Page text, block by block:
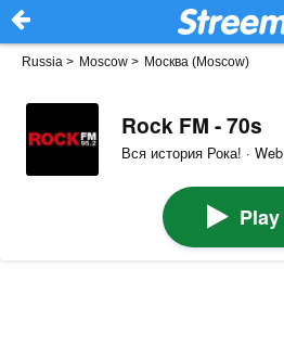
Russia > Moscow > Москва (Moscow)
Rock FM - 70s
Вся история Рока! · Web
Play